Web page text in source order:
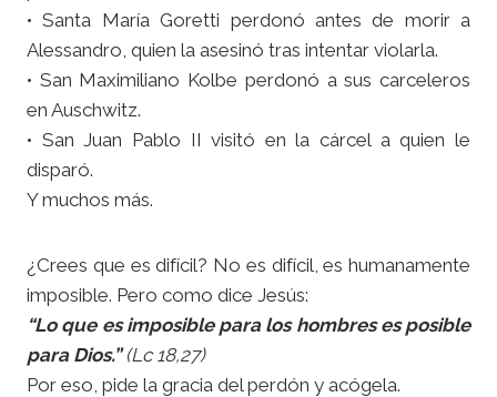
• Santa María Goretti perdonó antes de morir a
Alessandro, quien la asesinó tras intentar violarla.
• San Maximiliano Kolbe perdonó a sus carceleros
en Auschwitz.
• San Juan Pablo II visitó en la cárcel a quien le
disparó.
Y muchos más.
¿Crees que es difícil? No es difícil, es humanamente
imposible. Pero como dice Jesús:
“Lo que es imposible para los hombres es posible
para Dios.” (Lc 18,27)
Por eso, pide la gracia del perdón y acógela.